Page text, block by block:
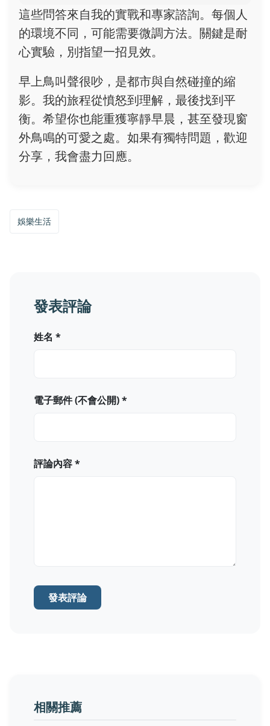
這些問答來自我的實戰和專家諮詢。每個人
的環境不同，可能需要微調方法。關鍵是耐
心實驗，別指望一招見效。
早上鳥叫聲很吵，是都市與自然碰撞的縮
影。我的旅程從憤怒到理解，最後找到平
衡。希望你也能重獲寧靜早晨，甚至發現窗
外鳥鳴的可愛之處。如果有獨特問題，歡迎
分享，我會盡力回應。
娛樂生活
發表評論
姓名 *
電子郵件 (不會公開) *
評論內容 *
發表評論
相關推薦